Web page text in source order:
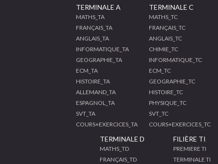
TERMINALE A
MATHS_TA
FRANÇAIS_TA
ANGLAIS_TA
INFORMATIQUE_TA
GEOGRAPHIE_TA
ECM_TA
HISTOIRE_TA
ALLEMAND_TA
ESPAGNOL_TA
SVT_TA
COURS+EXERCICES_TA
TERMINALE C
MATHS_TC
FRANÇAIS_TC
ANGLAIS_TC
CHIMIE_TC
INFORMATIQUE_TC
ECM_TC
GEOGRAPHIE_TC
HISTOIRE_TC
PHYSIQUE_TC
SVT_TC
COURS+EXERCICES_TC
TERMINALE D
MATHS_TD
FRANÇAIS_TD
FILIÈRE TI
PREMIERE TI
TERMINALE TI